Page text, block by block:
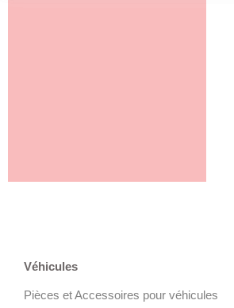
Véhicules
Pièces et Accessoires pour véhicules